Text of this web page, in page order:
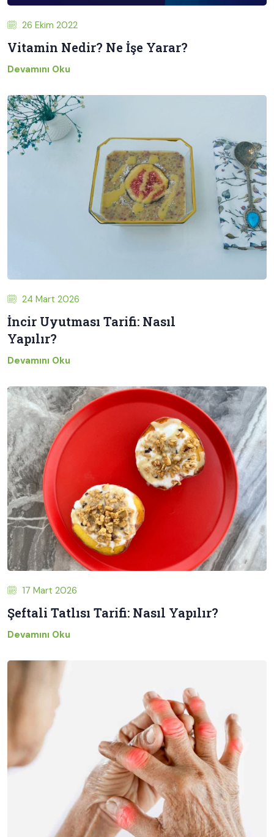
26 Ekim 2022
Vitamin Nedir? Ne İşe Yarar?
Devamını Oku
24 Mart 2026
İncir Uyutması Tarifi: Nasıl
Yapılır?
Devamını Oku
17 Mart 2026
Şeftali Tatlısı Tarifi: Nasıl Yapılır?
Devamını Oku